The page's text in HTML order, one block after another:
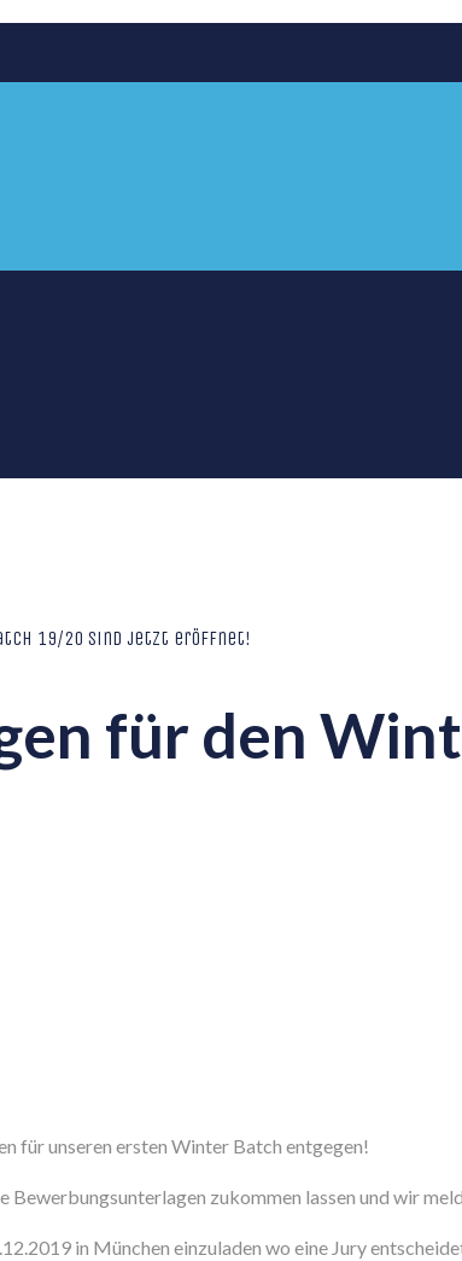
19/20 sind jetzt eröffnet!
für den
für unseren ersten Winter Batch entgegen!
Bewerbungsunterlagen zukommen lassen und wir
in München einzuladen wo eine Jury